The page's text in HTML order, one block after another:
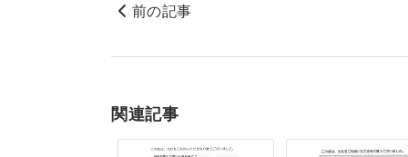
前の記事
関連記事